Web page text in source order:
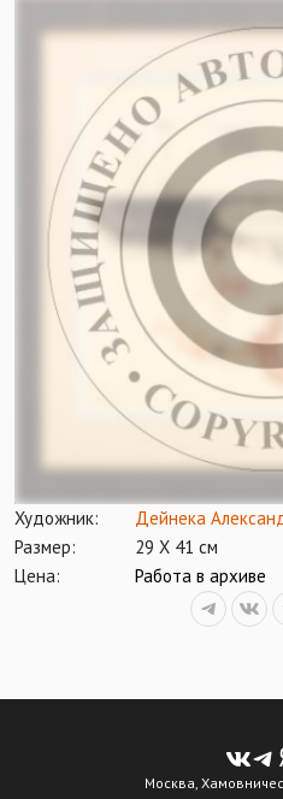
Художник:
Дейнека
Размер:
29 Х 41 см
Цена:
Работа в архиве
Москва,